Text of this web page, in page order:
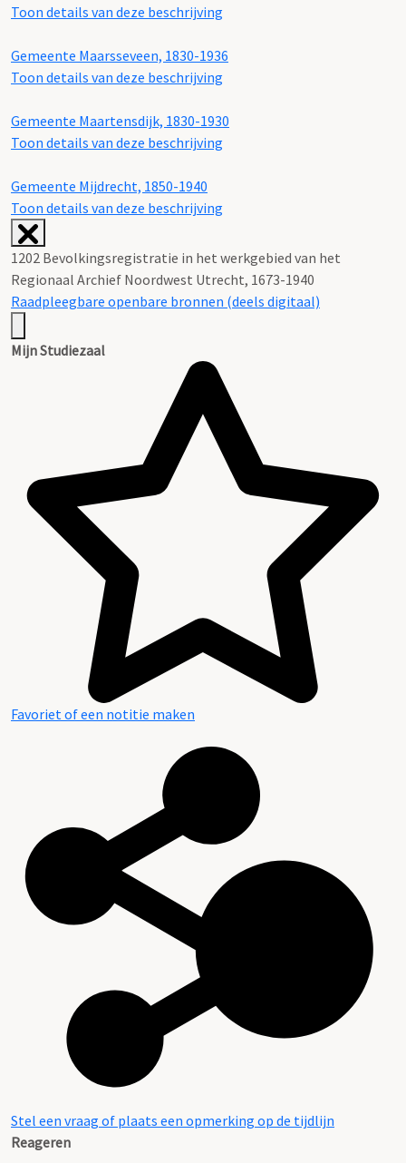
Toon details van deze beschrijving
Gemeente Maarsseveen, 1830-1936
Toon details van deze beschrijving
Gemeente Maartensdijk, 1830-1930
Toon details van deze beschrijving
Gemeente Mijdrecht, 1850-1940
Toon details van deze beschrijving
1202 Bevolkingsregistratie in het werkgebied van het
Regionaal Archief Noordwest Utrecht, 1673-1940
Raadpleegbare openbare bronnen (deels digitaal)
Mijn Studiezaal
Favoriet of een notitie maken
Stel een vraag of plaats een opmerking op de tijdlijn
Reageren